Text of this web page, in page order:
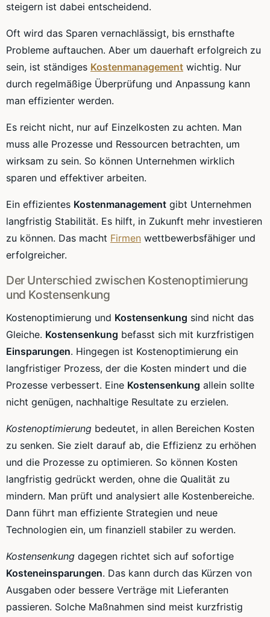
steigern ist dabei entscheidend.
Oft wird das Sparen vernachlässigt, bis ernsthafte
Probleme auftauchen. Aber um dauerhaft erfolgreich zu
sein, ist ständiges Kostenmanagement wichtig. Nur
durch regelmäßige Überprüfung und Anpassung kann
man effizienter werden.
Es reicht nicht, nur auf Einzelkosten zu achten. Man
muss alle Prozesse und Ressourcen betrachten, um
wirksam zu sein. So können Unternehmen wirklich
sparen und effektiver arbeiten.
Ein effizientes Kostenmanagement gibt Unternehmen
langfristig Stabilität. Es hilft, in Zukunft mehr investieren
zu können. Das macht Firmen wettbewerbsfähiger und
erfolgreicher.
Der Unterschied zwischen Kostenoptimierung
und Kostensenkung
Kostenoptimierung und Kostensenkung sind nicht das
Gleiche. Kostensenkung befasst sich mit kurzfristigen
Einsparungen. Hingegen ist Kostenoptimierung ein
langfristiger Prozess, der die Kosten mindert und die
Prozesse verbessert. Eine Kostensenkung allein sollte
nicht genügen, nachhaltige Resultate zu erzielen.
Kostenoptimierung bedeutet, in allen Bereichen Kosten
zu senken. Sie zielt darauf ab, die Effizienz zu erhöhen
und die Prozesse zu optimieren. So können Kosten
langfristig gedrückt werden, ohne die Qualität zu
mindern. Man prüft und analysiert alle Kostenbereiche.
Dann führt man effiziente Strategien und neue
Technologien ein, um finanziell stabiler zu werden.
Kostensenkung dagegen richtet sich auf sofortige
Kosteneinsparungen. Das kann durch das Kürzen von
Ausgaben oder bessere Verträge mit Lieferanten
passieren. Solche Maßnahmen sind meist kurzfristig